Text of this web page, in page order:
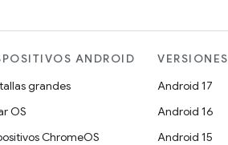
ANDROID
grandes
OS
ChromeOS
VERSIONES
Android 17
Android 16
Android 15